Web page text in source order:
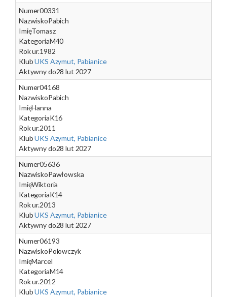
Numer00331
NazwiskoPabich
ImięTomasz
KategoriaM40
Rok ur.1982
KlubUKS Azymut, Pabianice
Aktywny do28 lut 2027
Numer04168
NazwiskoPabich
ImięHanna
KategoriaK16
Rok ur.2011
KlubUKS Azymut, Pabianice
Aktywny do28 lut 2027
Numer05636
NazwiskoPawłowska
ImięWiktoria
KategoriaK14
Rok ur.2013
KlubUKS Azymut, Pabianice
Aktywny do28 lut 2027
Numer06193
NazwiskoPolowczyk
ImięMarcel
KategoriaM14
Rok ur.2012
KlubUKS Azymut, Pabianice